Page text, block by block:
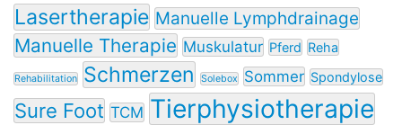
Lasertherapie Manuelle Lymphdrainage
Manuelle Therapie Muskulatur Pferd Reha
Rehabilitation Schmerzen Solebox Sommer Spondylose
Sure Foot TCM Tierphysiotherapie